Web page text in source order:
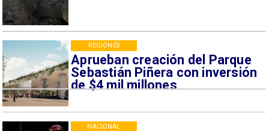
Aprueban creación del Parque
Sebastián Piñera con inversión
de $4 mil millones
REGIONES
NACIONAL